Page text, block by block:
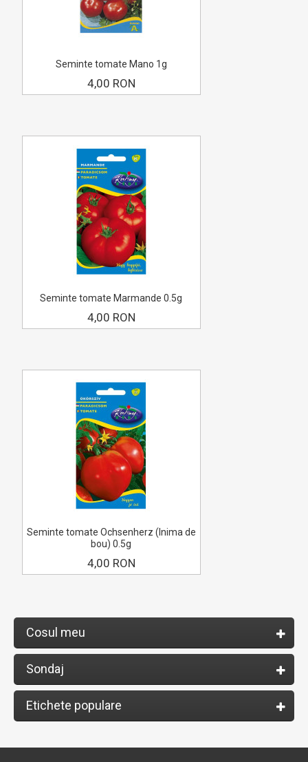
Seminte tomate Mano 1g
4,00 RON
Seminte tomate Marmande 0.5g
4,00 RON
Seminte tomate Ochsenherz (Inima de
bou) 0.5g
4,00 RON
Cosul meu
Sondaj
Etichete populare